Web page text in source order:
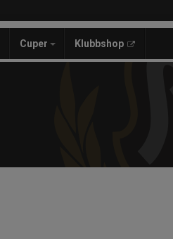
Cuper Klubbshop